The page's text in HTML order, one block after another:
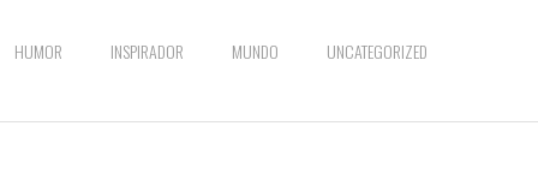
HUMOR INSPIRADOR MUNDO UNCATEGORIZED